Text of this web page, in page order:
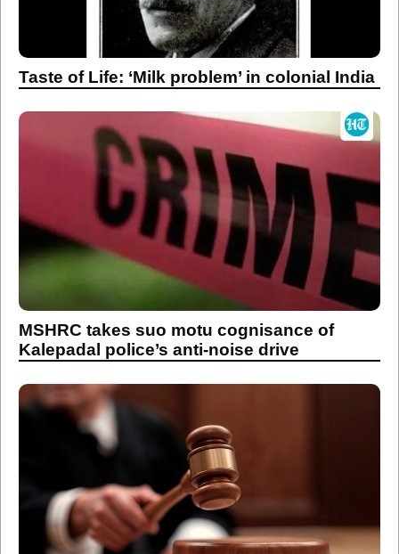
Taste of Life: ‘Milk problem’ in colonial India
MSHRC takes suo motu cognisance of
Kalepadal police’s anti-noise drive